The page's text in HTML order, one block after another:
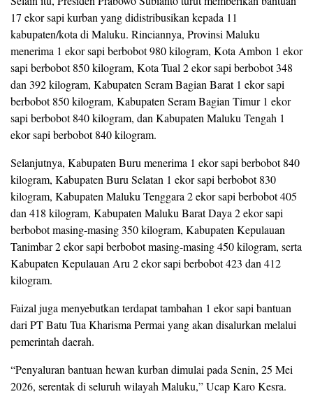
17 ekor sapi kurban yang didistribusikan kepada 11
kabupaten/kota di Maluku. Rinciannya, Provinsi Maluku
menerima 1 ekor sapi berbobot 980 kilogram, Kota Ambon 1 ekor
sapi berbobot 850 kilogram, Kota Tual 2 ekor sapi berbobot 348
dan 392 kilogram, Kabupaten Seram Bagian Barat 1 ekor sapi
berbobot 850 kilogram, Kabupaten Seram Bagian Timur 1 ekor
sapi berbobot 840 kilogram, dan Kabupaten Maluku Tengah 1
ekor sapi berbobot 840 kilogram.
Selanjutnya, Kabupaten Buru menerima 1 ekor sapi berbobot 840
kilogram, Kabupaten Buru Selatan 1 ekor sapi berbobot 830
kilogram, Kabupaten Maluku Tenggara 2 ekor sapi berbobot 405
dan 418 kilogram, Kabupaten Maluku Barat Daya 2 ekor sapi
berbobot masing-masing 350 kilogram, Kabupaten Kepulauan
Tanimbar 2 ekor sapi berbobot masing-masing 450 kilogram, serta
Kabupaten Kepulauan Aru 2 ekor sapi berbobot 423 dan 412
kilogram.
Faizal juga menyebutkan terdapat tambahan 1 ekor sapi bantuan
dari PT Batu Tua Kharisma Permai yang akan disalurkan melalui
pemerintah daerah.
“Penyaluran bantuan hewan kurban dimulai pada Senin, 25 Mei
2026, serentak di seluruh wilayah Maluku,” Ucap Karo Kesra.